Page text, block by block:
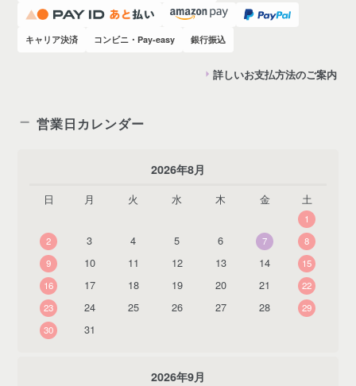
キャリア決済 コンビニ・Pay-easy 銀行振込
詳しいお支払方法のご案内
営業日カレンダー
2026年8月
日 月 火 水 木 金 土
1
2
3 4 5 6 7
8
9
10 11 12 13 14
15
16
17 18 19 20 21
22
23
24 25 26 27 28
29
30
31
2026年9月